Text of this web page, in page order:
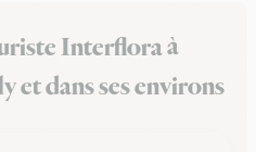
Interflora à
et dans ses environs